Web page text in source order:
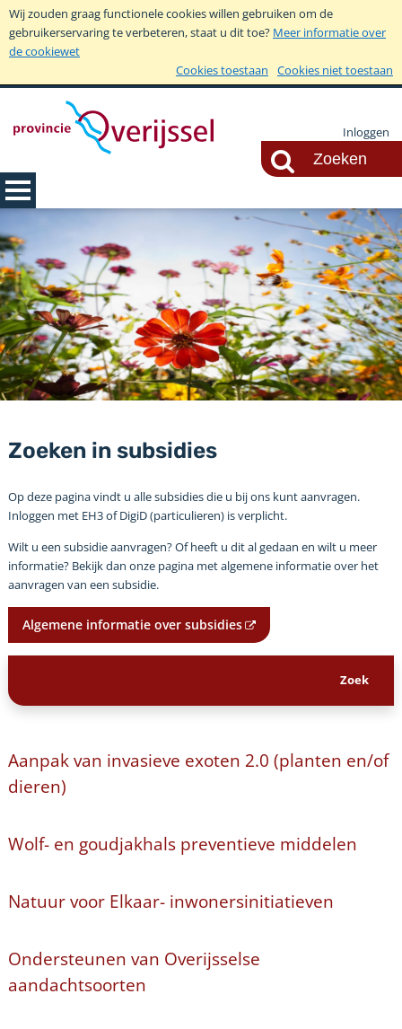
Wij zouden graag functionele cookies willen gebruiken om de
gebruikerservaring te verbeteren, staat u dit toe? Meer informatie over
de cookiewet
Cookies toestaan
Cookies niet toestaan
Inloggen
Zoeken in subsidies
Op deze pagina vindt u alle subsidies die u bij ons kunt aanvragen.
Inloggen met EH3 of DigiD (particulieren) is verplicht.
Wilt u een subsidie aanvragen? Of heeft u dit al gedaan en wilt u meer
informatie? Bekijk dan onze pagina met algemene informatie over het
aanvragen van een subsidie.
Algemene informatie over subsidies
Aanpak van invasieve exoten 2.0 (planten en/of
dieren)
Wolf- en goudjakhals preventieve middelen
Natuur voor Elkaar- inwonersinitiatieven
Ondersteunen van Overijsselse
aandachtsoorten